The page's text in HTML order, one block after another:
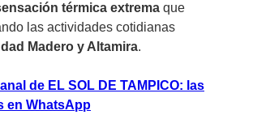
térmica extrema que
las actividades cotidianas
Madero y Altamira.
de EL SOL DE TAMPICO: las
en WhatsApp